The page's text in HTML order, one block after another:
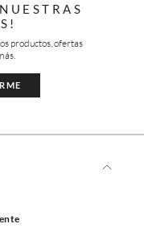
productos, ofertas